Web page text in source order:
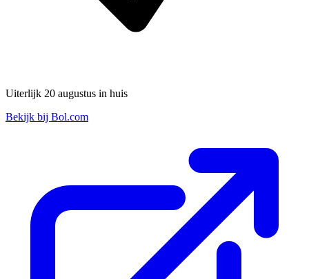
Uiterlijk 20 augustus in huis
Bekijk bij Bol.com